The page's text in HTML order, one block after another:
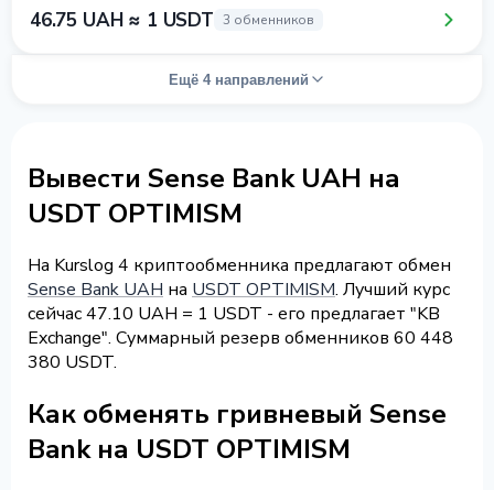
46.75 UAH ≈ 1 USDT 3 обменников
Ещё 4 направлений
Вывести Sense Bank UAH на
USDT OPTIMISM
На Kurslog 4 криптообменника предлагают обмен
Sense Bank UAH на USDT OPTIMISM. Лучший курс
сейчас 47.10 UAH = 1 USDT - его предлагает "KB
Exchange". Суммарный резерв обменников 60 448
380 USDT.
Как обменять гривневый Sense
Bank на USDT OPTIMISM